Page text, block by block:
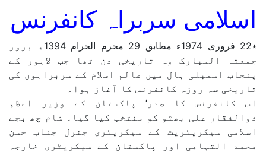
اسلامی سربراہ کانفرنس
٭22 فروری 1974ء مطابق 29 محرم الحرام 1394ھ بروز
جمعتہ المبارک وہ تاریخی دن تھا جب لاہور کے
پنجاب اسمبلی ہال میں عالم اسلام کے سربراہوں کی
تاریخی سہ روزہ کانفرنس کا آغاز ہوا۔
اس کانفرنس کا صدر‘ پاکستان کے وزیر اعظم
ذوالفقار علی بھٹو کو منتخب کیا گیا۔ شام چھ بجے
اسلامی سیکریٹریٹ کے سیکریٹری جنرل جناب حسن
محمد التہامی اور پاکستان کے سیکریٹری خارجہ